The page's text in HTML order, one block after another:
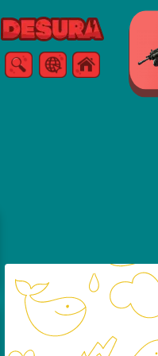
Free Online Games
ค้นหา เมนู